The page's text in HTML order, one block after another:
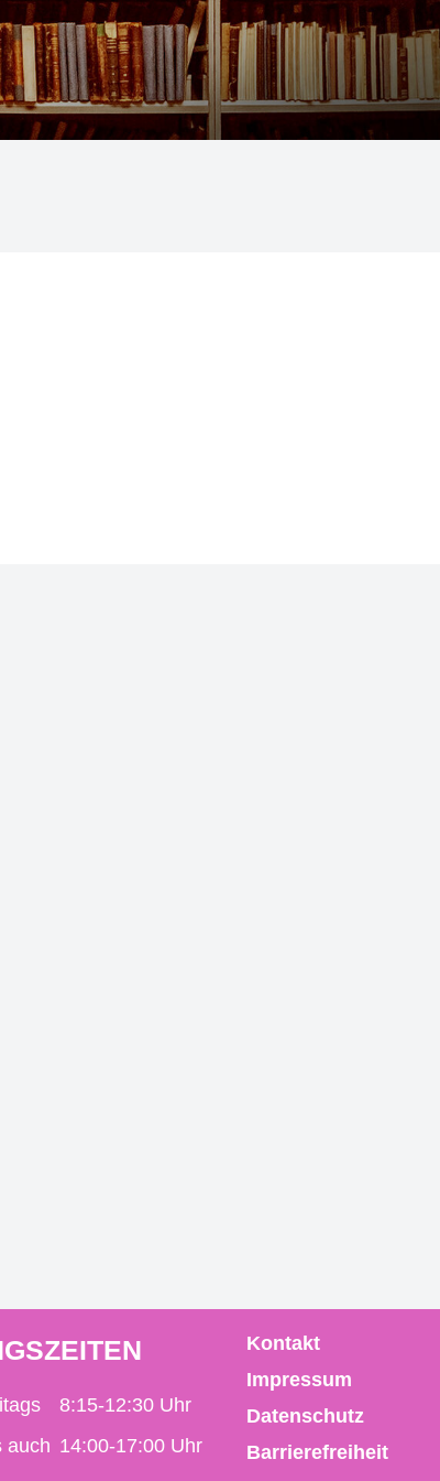
8:15-12:30 Uhr
auch 14:00-17:00 Uhr
Kontakt
Impressum
Datenschutz
Barrierefreiheit